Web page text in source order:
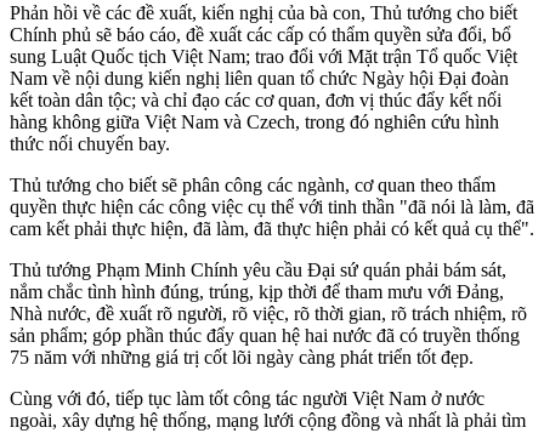
Phản hồi về các đề xuất, kiến nghị của bà con, Thủ tướng cho biết
Chính phủ sẽ báo cáo, đề xuất các cấp có thẩm quyền sửa đổi, bổ
sung Luật Quốc tịch Việt Nam; trao đổi với Mặt trận Tổ quốc Việt
Nam về nội dung kiến nghị liên quan tổ chức Ngày hội Đại đoàn
kết toàn dân tộc; và chỉ đạo các cơ quan, đơn vị thúc đẩy kết nối
hàng không giữa Việt Nam và Czech, trong đó nghiên cứu hình
thức nối chuyến bay.
Thủ tướng cho biết sẽ phân công các ngành, cơ quan theo thẩm
quyền thực hiện các công việc cụ thể với tinh thần "đã nói là làm, đã
cam kết phải thực hiện, đã làm, đã thực hiện phải có kết quả cụ thể".
Thủ tướng Phạm Minh Chính yêu cầu Đại sứ quán phải bám sát,
nắm chắc tình hình đúng, trúng, kịp thời để tham mưu với Đảng,
Nhà nước, đề xuất rõ người, rõ việc, rõ thời gian, rõ trách nhiệm, rõ
sản phẩm; góp phần thúc đẩy quan hệ hai nước đã có truyền thống
75 năm với những giá trị cốt lõi ngày càng phát triển tốt đẹp.
Cùng với đó, tiếp tục làm tốt công tác người Việt Nam ở nước
ngoài, xây dựng hệ thống, mạng lưới cộng đồng và nhất là phải tìm